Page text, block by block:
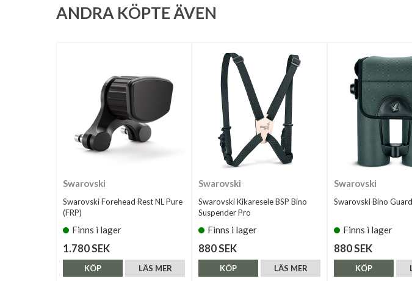
ANDRA KÖPTE ÄVEN
Swarovski
Swarovski Forehead Rest NL Pure
(FRP)
Finns i lager
1.780 SEK
LÄS MER
KÖP
Swarovski
Swarovski Kikaresele BSP Bino
Suspender Pro
Finns i lager
880 SEK
LÄS MER
KÖP
Swarovski
Swarovski Bino
Finns i lager
880 SEK
KÖP